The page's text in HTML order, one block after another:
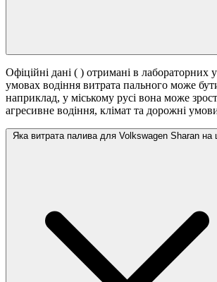
Офіційні дані ( ) отримані в лабораторних
умовах водіння витрата пального може
наприклад, у міському русі вона може
агресивне водіння, клімат та дорожні
Яка витрата палива для Volkswagen Sharan на